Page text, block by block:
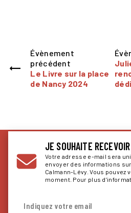
Évènement
précédent
Le Livre sur la place
de Nancy 2024
JE SOUHAITE
Votre adresse e-mail sera
envoyer des informations
Calmann-Lévy. Vous pouvez
moment. Pour plus
Indiquez votre email